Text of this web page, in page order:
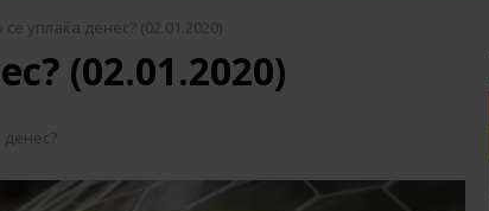
уплаќа денес? (02.01.2020)
(02.01.2020)